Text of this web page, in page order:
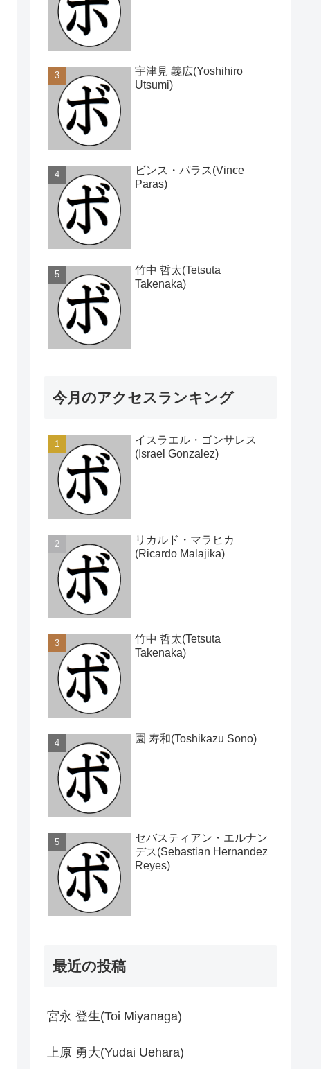
宇津見 義広(Yoshihiro
Utsumi)
ビンス・パラス(Vince
Paras)
竹中 哲太(Tetsuta
Takenaka)
今月のアクセスランキング
イスラエル・ゴンサレス
(Israel Gonzalez)
リカルド・マラヒカ
(Ricardo Malajika)
竹中 哲太(Tetsuta
Takenaka)
園 寿和(Toshikazu Sono)
セバスティアン・エルナン
デス(Sebastian Hernandez
Reyes)
最近の投稿
宮永 登生(Toi Miyanaga)
上原 勇大(Yudai Uehara)